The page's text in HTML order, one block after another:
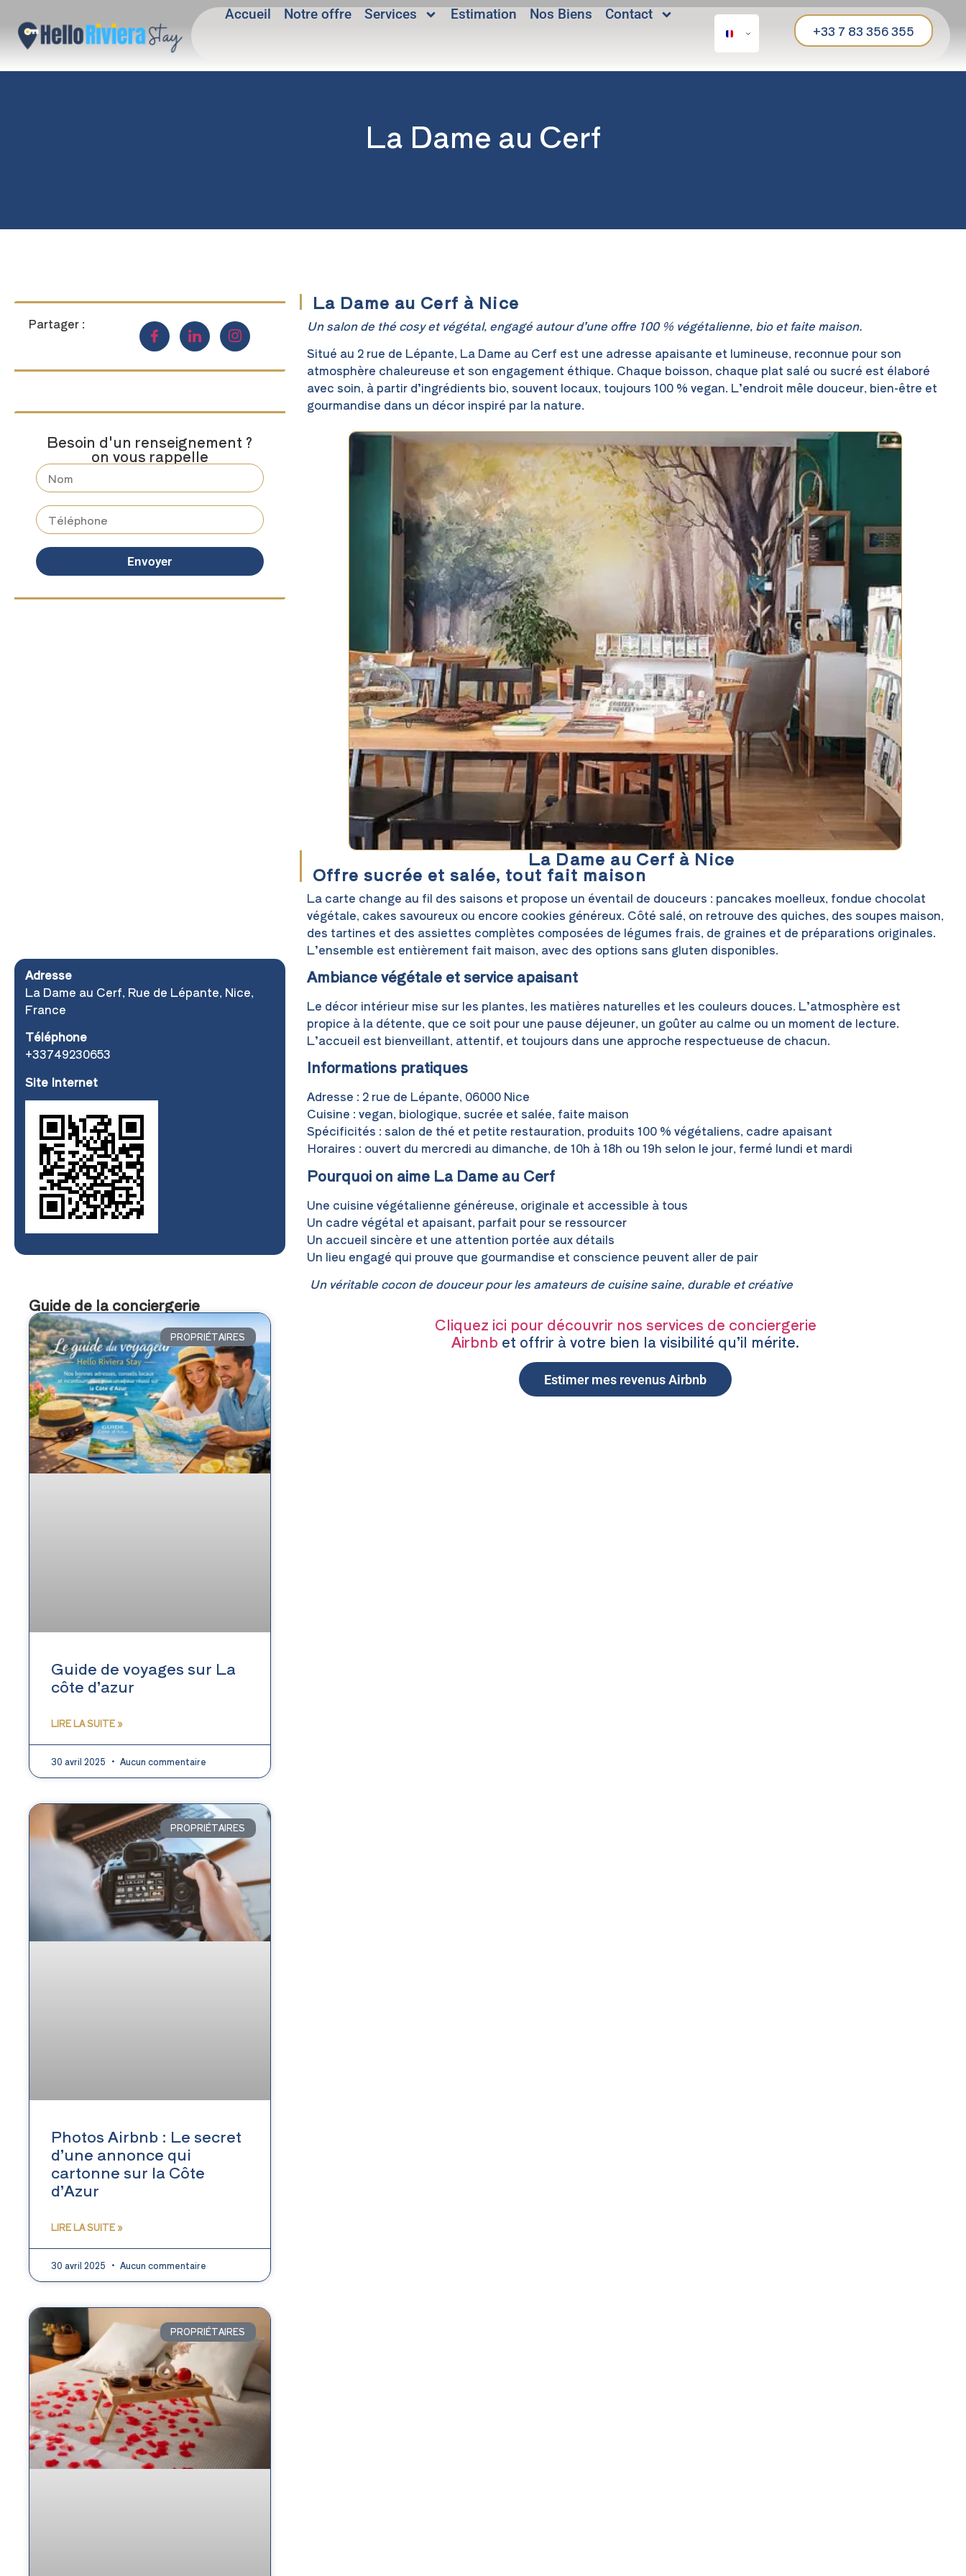
Accueil Notre offre Services Estimation Nos Biens Contact
+33 7 83 356 355
La Dame au Cerf
Partager :
Besoin d'un renseignement ?
on vous rappelle
Envoyer
Adresse
La Dame au Cerf, Rue de Lépante, Nice,
France
Téléphone
+33749230653
Site Internet
Guide de la conciergerie
PROPRIÉTAIRES
Guide de voyages sur La
côte d’azur
LIRE LA SUITE »
30 avril 2025 Aucun commentaire
PROPRIÉTAIRES
Photos Airbnb : Le secret
d’une annonce qui
cartonne sur la Côte
d’Azur
LIRE LA SUITE »
30 avril 2025 Aucun commentaire
PROPRIÉTAIRES
La Dame au Cerf à Nice
Un salon de thé cosy et végétal, engagé autour d’une offre 100 % végétalienne, bio et faite maison.
Situé au 2 rue de Lépante, La Dame au Cerf est une adresse apaisante et lumineuse, reconnue pour son
atmosphère chaleureuse et son engagement éthique. Chaque boisson, chaque plat salé ou sucré est élaboré
avec soin, à partir d’ingrédients bio, souvent locaux, toujours 100 % vegan. L’endroit mêle douceur, bien-être et
gourmandise dans un décor inspiré par la nature.
La Dame au Cerf à Nice
Offre sucrée et salée, tout fait maison
La carte change au fil des saisons et propose un éventail de douceurs : pancakes moelleux, fondue chocolat
végétale, cakes savoureux ou encore cookies généreux. Côté salé, on retrouve des quiches, des soupes maison,
des tartines et des assiettes complètes composées de légumes frais, de graines et de préparations originales.
L’ensemble est entièrement fait maison, avec des options sans gluten disponibles.
Ambiance végétale et service apaisant
Le décor intérieur mise sur les plantes, les matières naturelles et les couleurs douces. L’atmosphère est
propice à la détente, que ce soit pour une pause déjeuner, un goûter au calme ou un moment de lecture.
L’accueil est bienveillant, attentif, et toujours dans une approche respectueuse de chacun.
Informations pratiques
Adresse : 2 rue de Lépante, 06000 Nice
Cuisine : vegan, biologique, sucrée et salée, faite maison
Spécificités : salon de thé et petite restauration, produits 100 % végétaliens, cadre apaisant
Horaires : ouvert du mercredi au dimanche, de 10h à 18h ou 19h selon le jour, fermé lundi et mardi
Pourquoi on aime La Dame au Cerf
Une cuisine végétalienne généreuse, originale et accessible à tous
Un cadre végétal et apaisant, parfait pour se ressourcer
Un accueil sincère et une attention portée aux détails
Un lieu engagé qui prouve que gourmandise et conscience peuvent aller de pair
Un véritable cocon de douceur pour les amateurs de cuisine saine, durable et créative
Cliquez ici pour découvrir nos services de conciergerie
Airbnb et offrir à votre bien la visibilité qu’il mérite.
Estimer mes revenus Airbnb